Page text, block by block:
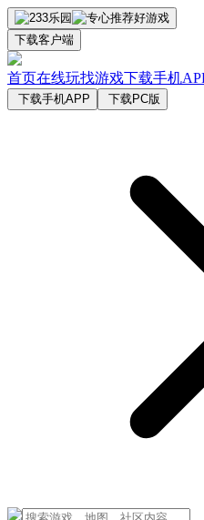
下载客户端
首页在线玩找游戏下载手机
下载手机APP 下载PC版